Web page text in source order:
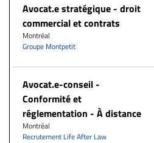
Avocat.e stratégique - droit
commercial et contrats
Montréal
Groupe Montpetit
​Avocat.e-conseil -
Conformité et
réglementation - À distance
Montréal
Recrutement Life After Law